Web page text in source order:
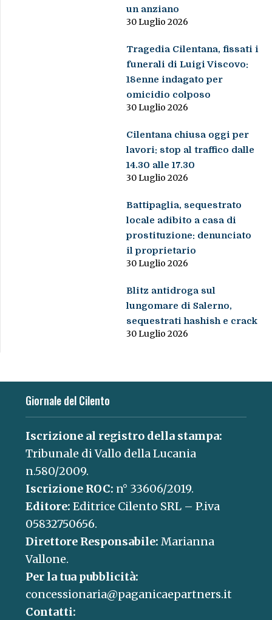
un anziano
30 Luglio 2026
Tragedia Cilentana, fissati i
funerali di Luigi Viscovo:
18enne indagato per
omicidio colposo
30 Luglio 2026
Cilentana chiusa oggi per
lavori: stop al traffico dalle
14.30 alle 17.30
30 Luglio 2026
Battipaglia, sequestrato
locale adibito a casa di
prostituzione: denunciato
il proprietario
30 Luglio 2026
Blitz antidroga sul
lungomare di Salerno,
sequestrati hashish e crack
30 Luglio 2026
Giornale del Cilento
Iscrizione al registro della stampa:
Tribunale di Vallo della Lucania
n.580/2009.
Iscrizione ROC: n° 33606/2019.
Editore: Editrice Cilento SRL – P.iva
05832750656.
Direttore Responsabile: Marianna
Vallone.
Per la tua pubblicità:
concessionaria@paganicaepartners.it
Contatti: